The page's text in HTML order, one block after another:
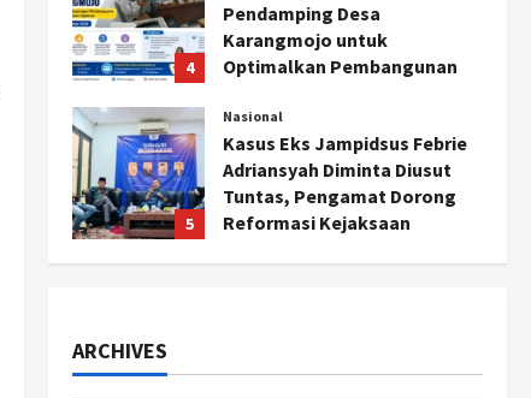
4
Pendamping Desa
Karangmojo untuk
Optimalkan Pembangunan
Kalurahan
Agustus 5, 2026
5
Nasional
Kasus Eks Jampidsus Febrie
Adriansyah Diminta Diusut
Tuntas, Pengamat Dorong
Reformasi Kejaksaan
1
ARCHIVES